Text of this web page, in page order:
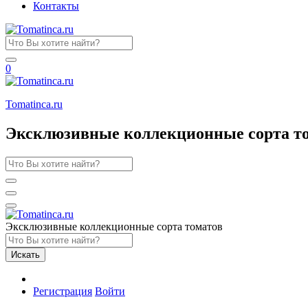
Контакты
0
Tomatinсa.ru
Эксклюзивные коллекционные сорта
Эксклюзивные коллекционные сорта томатов
Искать
Регистрация Войти